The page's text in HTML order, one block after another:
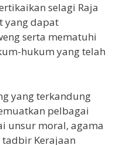
selagi Raja
yang dapat
serta mematuhi
hukum yang telah
yang terkandung
pelbagai
unsur moral, agama
Kerajaan